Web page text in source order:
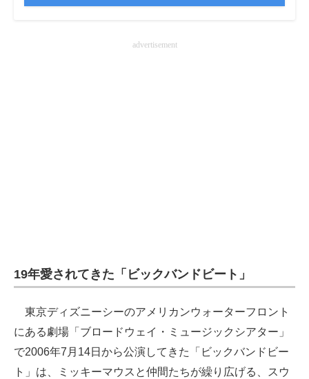
advertisement
19年愛されてきた「ビックバンドビート」
東京ディズニーシーのアメリカンウォーターフロント
にある劇場「ブロードウェイ・ミュージックシアター」
で2006年7月14日から公演してきた「ビックバンドビー
ト」は、ミッキーマウスと仲間たちが繰り広げる、スウ